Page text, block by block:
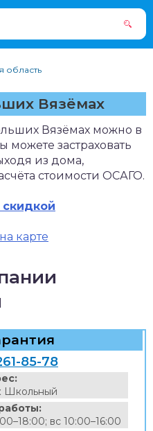
область
Вязёмах
Вязёмах можно в
можете застраховать
из дома,
стоимости ОСАГО.
карте
85-78
Школьный
вс 10:00–16:00